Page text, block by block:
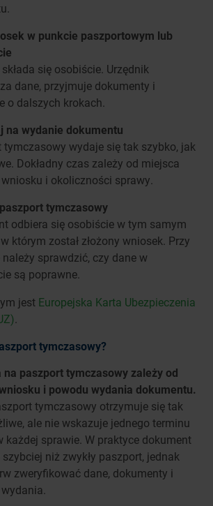
w punkcie paszportowym lub
się osobiście. Urzędnik
dane, przyjmuje dokumenty i
o dalszych krokach.
na wydanie dokumentu
tymczasowy wydaje się tak szybko, jak
Dokładny czas zależy od miejsca
wniosku i okoliczności sprawy.
tymczasowy
odbiera się osobiście w tym samym
którym został złożony wniosek. Przy
sprawdzić, czy dane w
są poprawne.
jest Europejska Karta Ubezpieczenia
.
tymczasowy?
na paszport tymczasowy zależy od
i powodu wydania dokumentu.
tymczasowy otrzymuje się tak
ale nie wskazuje jednego terminu
każdej sprawie. W praktyce dokument
niż zwykły paszport, jednak
zweryfikować dane, dokumenty i